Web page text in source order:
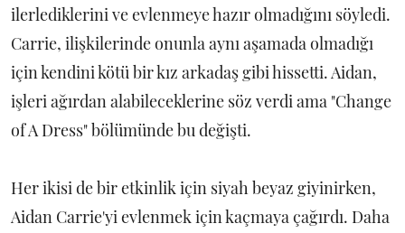
ilerlediklerini ve evlenmeye hazır olmadığını söyledi.
Carrie, ilişkilerinde onunla aynı aşamada olmadığı
için kendini kötü bir kız arkadaş gibi hissetti. Aidan,
işleri ağırdan alabileceklerine söz verdi ama "Change
of A Dress" bölümünde bu değişti.
Her ikisi de bir etkinlik için siyah beyaz giyinirken,
Aidan Carrie'yi evlenmek için kaçmaya çağırdı. Daha